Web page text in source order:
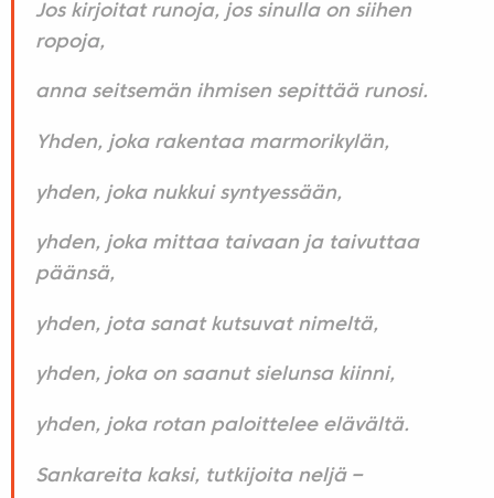
Jos kirjoitat runoja, jos sinulla on siihen
ropoja,
anna seitsemän ihmisen sepittää runosi.
Yhden, joka rakentaa marmorikylän,
yhden, joka nukkui syntyessään,
yhden, joka mittaa taivaan ja taivuttaa
päänsä,
yhden, jota sanat kutsuvat nimeltä,
yhden, joka on saanut sielunsa kiinni,
yhden, joka rotan paloittelee elävältä.
Sankareita kaksi, tutkijoita neljä –